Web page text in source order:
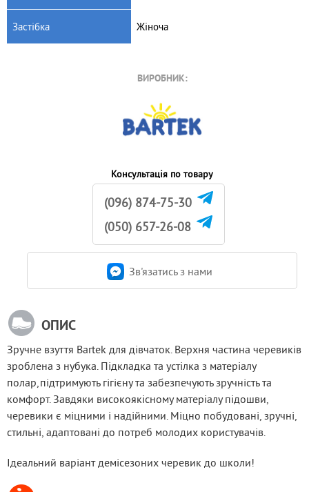
Застібка Жіноча
ВИРОБНИК:
Консультація по товару
(096) 874-75-30
(050) 657-26-08
Зв'язатись з нами
ОПИС
Зручне взуття Bartek для дівчаток. Верхня частина черевиків
зроблена з нубука. Підкладка та устілка з матеріалу
полар,підтримують гігієну та забезпечують зручність та
комфорт. Завдяки високоякісному матеріалу підошви,
черевики є міцними і надійними. Міцно побудовані, зручні,
стильні, адаптовані до потреб молодих користувачів.
Ідеальний варіант демісезоних черевик до школи!